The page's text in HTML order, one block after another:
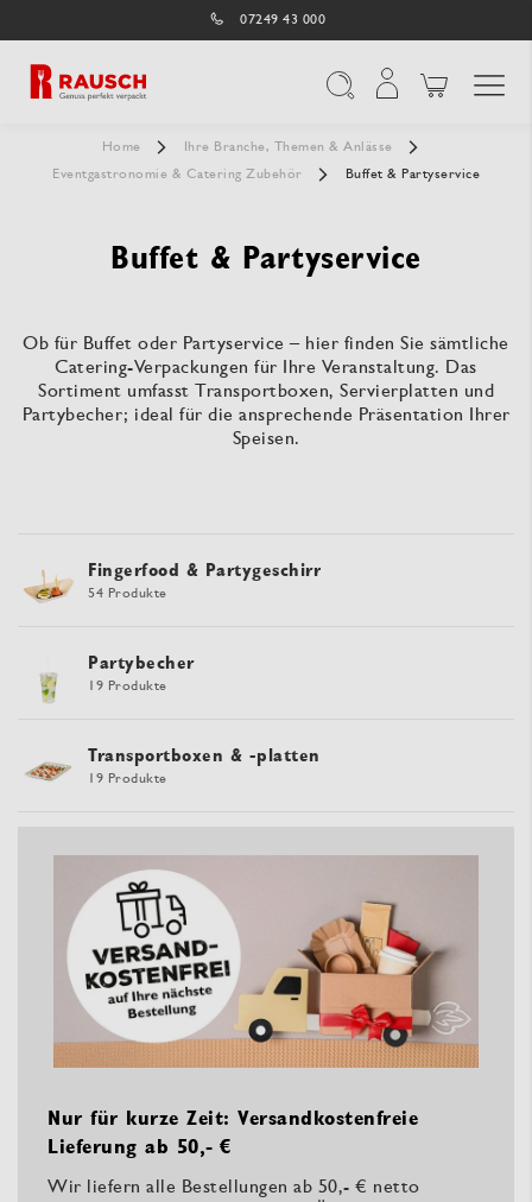
07249 43 000
Home
Ihre Branche, Themen & Anlässe
Eventgastronomie & Catering Zubehör
Buffet & Partyservice
Buffet & Partyservice
Ob für Buffet oder Partyservice – hier finden Sie sämtliche
Catering-Verpackungen für Ihre Veranstaltung. Das
Sortiment umfasst Transportboxen, Servierplatten und
Partybecher; ideal für die ansprechende Präsentation Ihrer
Speisen.
Fingerfood & Partygeschirr
54 Produkte
Partybecher
19 Produkte
Transportboxen & -platten
19 Produkte
Nur für kurze Zeit: Versandkostenfreie
Lieferung ab 50,- €
Wir liefern alle Bestellungen ab 50,- € netto